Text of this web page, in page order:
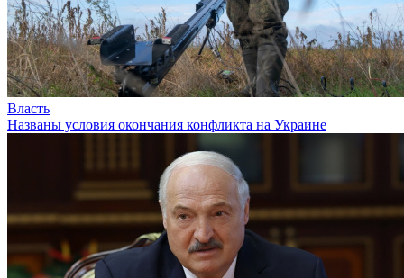
Власть
Названы условия окончания конфликта на Украине